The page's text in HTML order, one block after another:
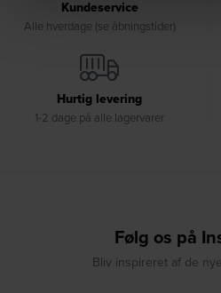
Kundeservice
Alle hverdage (se åbningstider)
Hurtig levering
1-2 dage på alle lagervarer
Følg os på
Bliv inspireret af de